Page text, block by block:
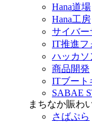
Hana道場
Hana工房
サイバー
IT推進フ
ハッカソ
商品開発
ITブート
SABAE
まちなか賑わ
さばぷら